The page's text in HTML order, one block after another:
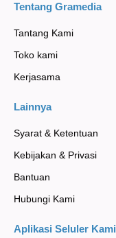
Tentang Gramedia
Tantang Kami
Toko kami
Kerjasama
Lainnya
Syarat & Ketentuan
Kebijakan & Privasi
Bantuan
Hubungi Kami
Aplikasi Seluler Kami